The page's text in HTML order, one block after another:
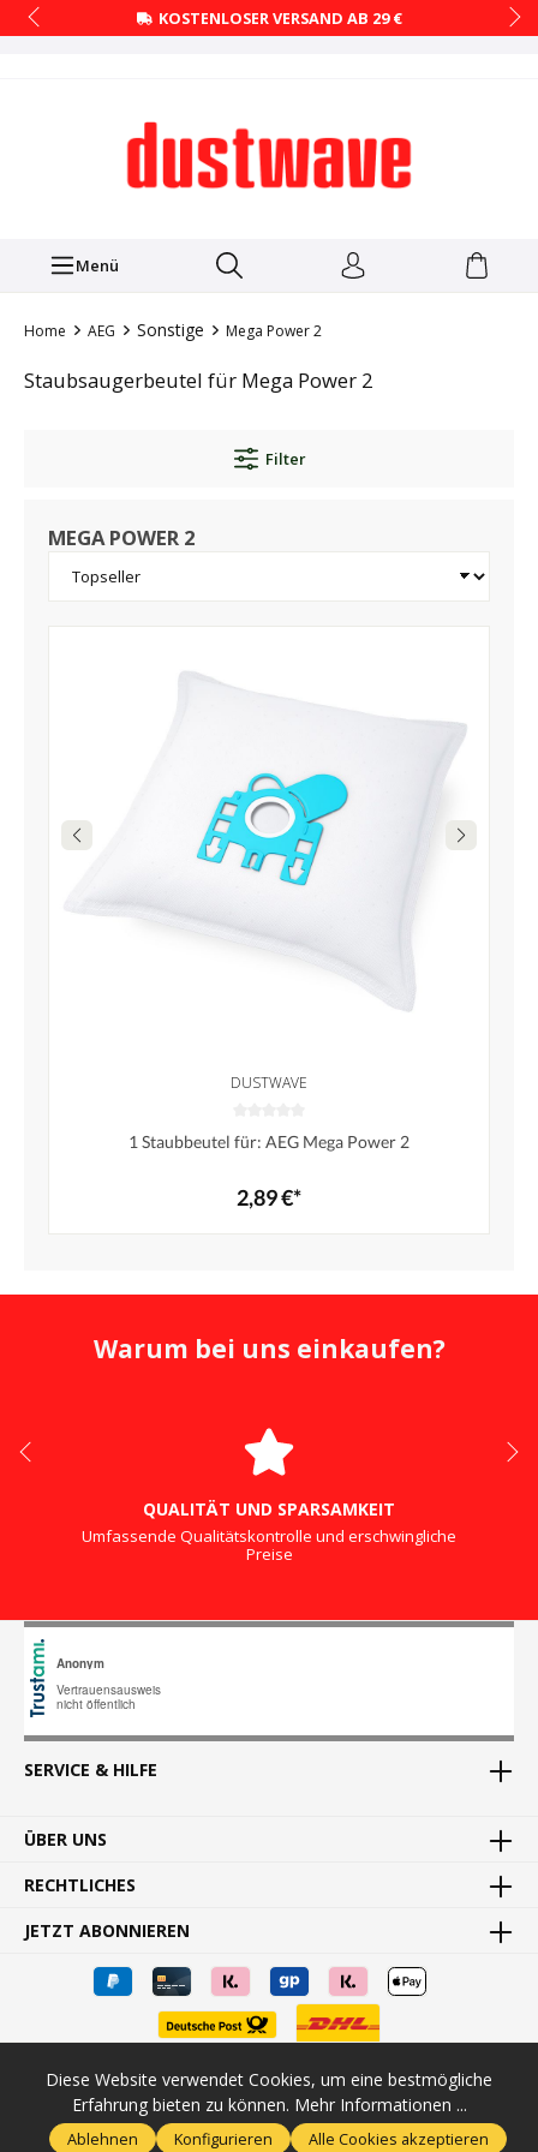
KOSTENLOSER VERSAND AB 29 €
Menü
Home AEG Sonstige Mega Power 2
Staubsaugerbeutel für Mega Power 2
Filter
MEGA POWER 2
DUSTWAVE
1 Staubbeutel für: AEG Mega Power 2
2,89 €*
Warum bei uns einkaufen?
QUALITÄT UND SPARSAMKEIT
Umfassende Qualitätskontrolle und erschwingliche
Preise
SERVICE & HILFE
ÜBER UNS
RECHTLICHES
JETZT ABONNIEREN
* Alle Preise inkl. gesetzl. Mehrwertsteuer zzgl.Versandkosten
ggf. Nachnahmegebühren, wenn nicht anders angegeben.
Diese Website verwendet Cookies, um eine bestmögliche
Erfahrung bieten zu können. Mehr Informationen ...
Ablehnen Konfigurieren Alle Cookies akzeptieren